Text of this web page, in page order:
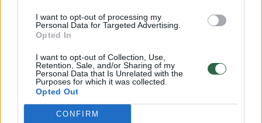
I want to opt-out of processing my
Personal Data for Targeted Advertising.
Opted In
I want to opt-out of Collection, Use,
Retention, Sale, and/or Sharing of my
Personal Data that Is Unrelated with the
Purposes for which it was collected.
Opted Out
CONFIRM
Naują smūgį S. Skverneliui įvertino
politologai: kas laukia partijos ir ar durys į
koaliciją galutinai užtrenktos?
Lietuvos diena 2026-04-10